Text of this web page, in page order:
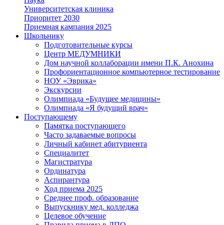
Университетская клиника
Приоритет 2030
Приемная кампания 2025
Школьнику
Подготовительные курсы
Центр МЕДУМНИКИ
Дом научной коллаборации имени П.К. Анохина
Профориентационное компьютерное тестирование
НОУ «Эврика»
Экскурсии
Олимпиада «Будущее медицины»
Олимпиада «Я будущий врач»
Поступающему
Памятка поступающего
Часто задаваемые вопросы
Личный кабинет абитуриента
Специалитет
Магистратура
Ординатура
Аспирантура
Ход приема 2025
Среднее проф. образование
Выпускнику мед. колледжа
Целевое обучение